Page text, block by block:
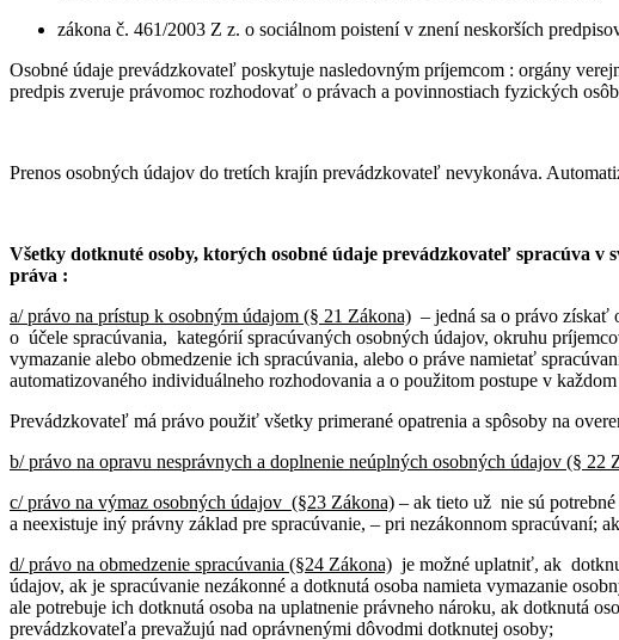
zákona č. 461/2003 Z z. o sociálnom poistení v znení neskorších
Osobné údaje prevádzkovateľ poskytuje nasledovným príjemcom : orgány
predpis zveruje právomoc rozhodovať o právach a povinnostiach fyzických
Prenos osobných údajov do tretích krajín prevádzkovateľ nevykonáva.
Všetky dotknuté osoby, ktorých osobné údaje prevádzkovateľ spracúva v
práva :
a/ právo na prístup k osobným údajom (§ 21 Zákona) – jedná sa o právo získať
o účele spracúvania, kategórií spracúvaných osobných údajov, okruhu
vymazanie alebo obmedzenie ich spracúvania, alebo o práve namietať
automatizovaného individuálneho rozhodovania a o použitom postupe v
Prevádzkovateľ má právo použiť všetky primerané opatrenia a spôsoby na
b/ právo na opravu nesprávnych a doplnenie neúplných osobných údajov (§ 22
c/ právo na výmaz osobných údajov (§23 Zákona) – ak tieto už nie sú
a neexistuje iný právny základ pre spracúvanie, – pri nezákonnom spracúvaní;
d/ právo na obmedzenie spracúvania (§24 Zákona) je možné uplatniť, ak
údajov, ak je spracúvanie nezákonné a dotknutá osoba namieta vymazanie
ale potrebuje ich dotknutá osoba na uplatnenie právneho nároku, ak dotknutá
prevádzkovateľa prevažujú nad oprávnenými dôvodmi dotknutej osoby;